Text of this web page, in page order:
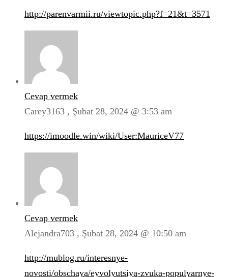
http://parenvarmii.ru/viewtopic.php?f=21&t=3571
Cevap vermek
Carey3163 , Şubat 28, 2024 @ 3:53 am
https://imoodle.win/wiki/User:MauriceV77
Cevap vermek
Alejandra703 , Şubat 28, 2024 @ 10:50 am
http://mublog.ru/interesnye-
novosti/obschaya/eyvolyutsiya-zvuka-populyarnye-